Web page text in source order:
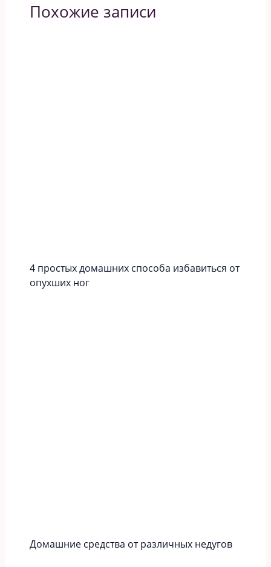
Похожие записи
4 простых домашних способа избавиться от
опухших ног
Домашние средства от различных недугов